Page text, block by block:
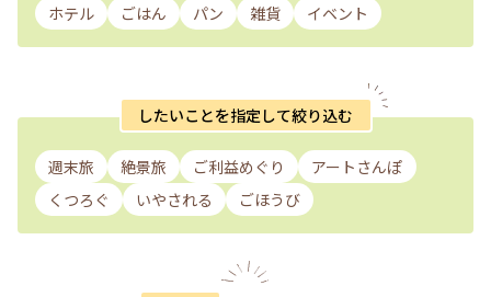
ホテル
ごはん パン 雑貨 イベント
したいことを指定して絞り込む
週末旅 絶景旅 ご利益めぐり
アートさんぽ
くつろぐ
いやされる ごほうび